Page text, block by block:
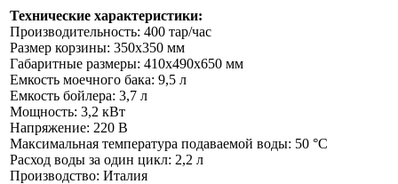
Технические характеристики:
Производительность: 400 тар/час
Размер корзины: 350x350 мм
Габаритные размеры: 410x490x650 мм
Емкость моечного бака: 9,5 л
Емкость бойлера: 3,7 л
Мощность: 3,2 кВт
Напряжение: 220 В
Максимальная температура подаваемой воды: 50 °C
Расход воды за один цикл: 2,2 л
Производство: Италия